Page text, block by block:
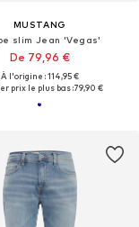
MUSTANG
slim Jean 'Vegas'
De 79,96 €
À l'origine : 114,95 €
prix le plus bas :79,90 €